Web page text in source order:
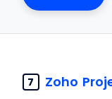
7 Zoho